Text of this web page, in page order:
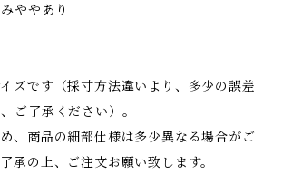
ややあり
ズです（採寸方法違いより、多少の誤差
ご了承ください）。
、商品の細部仕様は多少異なる場合がご
承の上、ご注文お願い致します。